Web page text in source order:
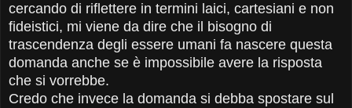
cercando di riflettere in termini laici, cartesiani e non
fideistici, mi viene da dire che il bisogno di
trascendenza degli essere umani fa nascere questa
domanda anche se è impossibile avere la risposta
che si vorrebbe.
Credo che invece la domanda si debba spostare sul